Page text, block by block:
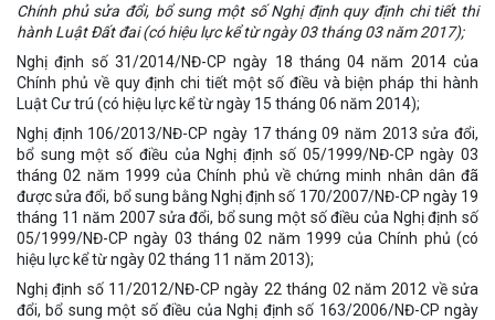
Chính phủ sửa đổi, bổ sung một số Nghị định quy định chi tiết thi
hành Luật Đất đai (có hiệu lực kể từ ngày 03 tháng 03 năm 2017);
Nghị định số 31/2014/NĐ-CP ngày 18 tháng 04 năm 2014 của
Chính phủ về quy định chi tiết một số điều và biện pháp thi hành
Luật Cư trú (có hiệu lực kể từ ngày 15 tháng 06 năm 2014);
Nghị định 106/2013/NĐ-CP ngày 17 tháng 09 năm 2013 sửa đổi,
bổ sung một số điều của Nghị định số 05/1999/NĐ-CP ngày 03
tháng 02 năm 1999 của Chính phủ về chứng minh nhân dân đã
được sửa đổi, bổ sung bằng Nghị định số 170/2007/NĐ-CP ngày 19
tháng 11 năm 2007 sửa đổi, bổ sung một số điều của Nghị định số
05/1999/NĐ-CP ngày 03 tháng 02 năm 1999 của Chính phủ (có
hiệu lực kể từ ngày 02 tháng 11 năm 2013);
Nghị định số 11/2012/NĐ-CP ngày 22 tháng 02 năm 2012 về sửa
đổi, bổ sung một số điều của Nghị định số 163/2006/NĐ-CP ngày